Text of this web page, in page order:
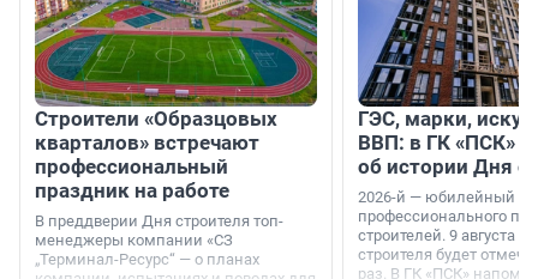
Строители «Образцовых
кварталов» встречают
профессиональный
праздник на работе
В преддверии Дня строителя топ-
менеджеры компании «СЗ
„Терминал-Ресурс“ — о планах
ГЭС, марки,
ВВП: в ГК «ПСК»
об истории Дня
2026-й — юбилейный
профессионального
строителей. 9 августа
строителя будет
раз. В ГК «ПСК»